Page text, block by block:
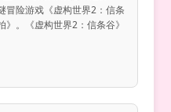
冒险游戏《虚构世界2：信条
。《虚构世界2：信条谷》